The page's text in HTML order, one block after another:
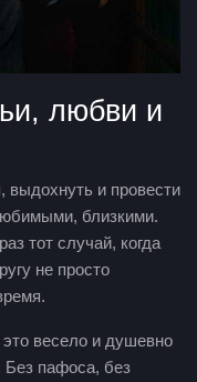
любви и
выдохнуть и провести
близкими.
тот случай, когда
не просто
весело и душевно
Без пафоса, без